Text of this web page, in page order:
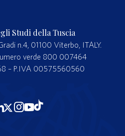
Studi della Tuscia
n.4, 01100 Viterbo, ITALY.
verde 800 007464
– P.IVA 00575560560